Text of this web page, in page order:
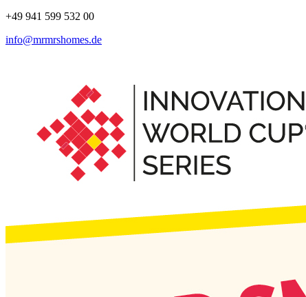
+49 941 599 532 00
info@mrmrshomes.de